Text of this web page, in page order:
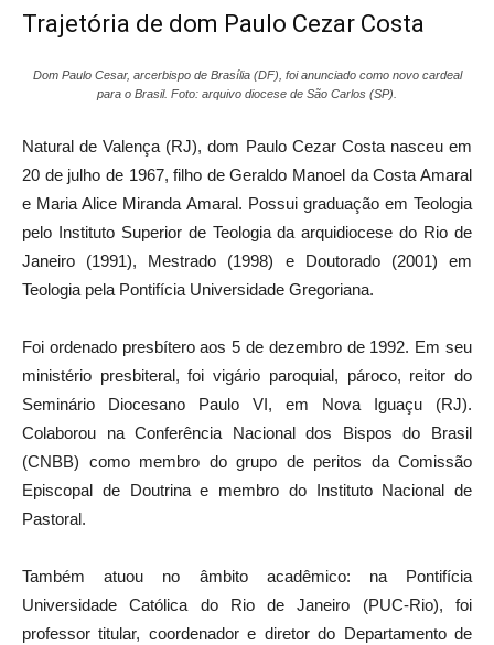
Trajetória de dom Paulo Cezar Costa
Dom Paulo Cesar, arcerbispo de Brasília (DF), foi anunciado como novo cardeal
para o Brasil. Foto: arquivo diocese de São Carlos (SP).
Natural de Valença (RJ), dom Paulo Cezar Costa nasceu em
20 de julho de 1967, filho de Geraldo Manoel da Costa Amaral
e Maria Alice Miranda Amaral. Possui graduação em Teologia
pelo Instituto Superior de Teologia da arquidiocese do Rio de
Janeiro (1991), Mestrado (1998) e Doutorado (2001) em
Teologia pela Pontifícia Universidade Gregoriana.
Foi ordenado presbítero aos 5 de dezembro de 1992. Em seu
ministério presbiteral, foi vigário paroquial, pároco, reitor do
Seminário Diocesano Paulo VI, em Nova Iguaçu (RJ).
Colaborou na Conferência Nacional dos Bispos do Brasil
(CNBB) como membro do grupo de peritos da Comissão
Episcopal de Doutrina e membro do Instituto Nacional de
Pastoral.
Também atuou no âmbito acadêmico: na Pontifícia
Universidade Católica do Rio de Janeiro (PUC-Rio), foi
professor titular, coordenador e diretor do Departamento de